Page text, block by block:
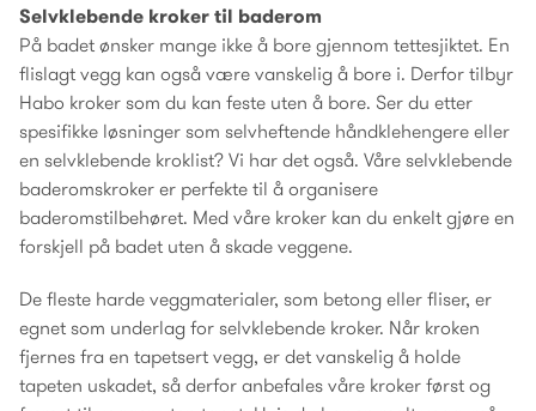
Selvklebende kroker til baderom
På badet ønsker mange ikke å bore gjennom tettesjiktet. En
flislagt vegg kan også være vanskelig å bore i. Derfor tilbyr
Habo kroker som du kan feste uten å bore. Ser du etter
spesifikke løsninger som selvheftende håndklehengere eller
en selvklebende kroklist? Vi har det også. Våre selvklebende
baderomskroker er perfekte til å organisere
baderomstilbehøret. Med våre kroker kan du enkelt gjøre en
forskjell på badet uten å skade veggene.
De fleste harde veggmaterialer, som betong eller fliser, er
egnet som underlag for selvklebende kroker. Når kroken
fjernes fra en tapetsert vegg, er det vanskelig å holde
tapeten uskadet, så derfor anbefales våre kroker først og